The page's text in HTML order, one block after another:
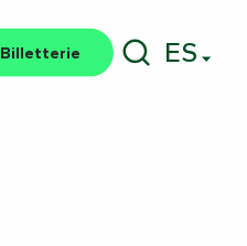
Billetterie ES